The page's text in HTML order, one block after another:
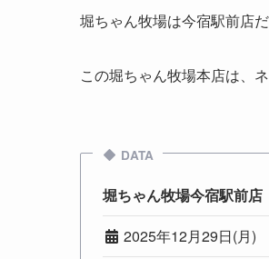
堀ちゃん牧場は今宿駅前店
この堀ちゃん牧場本店は、
DATA
堀ちゃん牧場今宿駅前店
2025年12月29日(月)